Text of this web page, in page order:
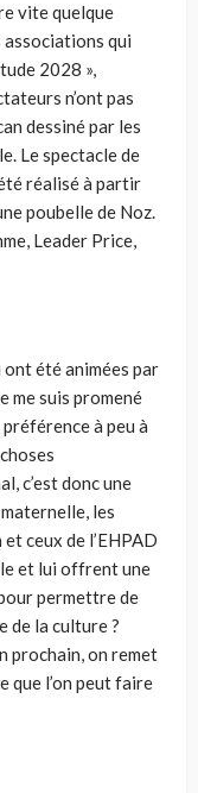
vite quelque
associations qui
2028 »,
n’ont pas
dessiné par les
Le spectacle de
réalisé à partir
poubelle de Noz.
Leader Price,
été animées par
me suis promené
à peu à
c’est donc une
les
ceux de l’EHPAD
et lui offrent une
permettre de
de la culture ?
prochain, on remet
que l’on peut faire